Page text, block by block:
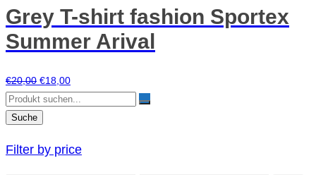
Grey T-shirt fashion Sportex
Summer Arival
€20,00 Ursprünglicher
Preis
€18,00Aktueller
Preis
Filter by price